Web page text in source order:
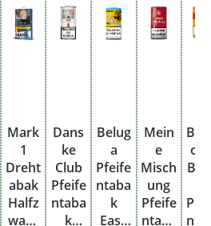
von 5 von 5 Sternen
Bewertung von 5 von 5
Mark
1
Dreht
abak
Halfz
ware
Dans
ke
Club
Pfeife
ntaba
k
Belug
a
Pfeife
ntaba
k
Easy
Mein
e
Misch
ung
Pfeife
ntaba